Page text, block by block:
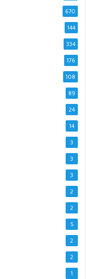
670
144
334
176
108
89
24
14
3
3
3
2
2
5
2
2
1